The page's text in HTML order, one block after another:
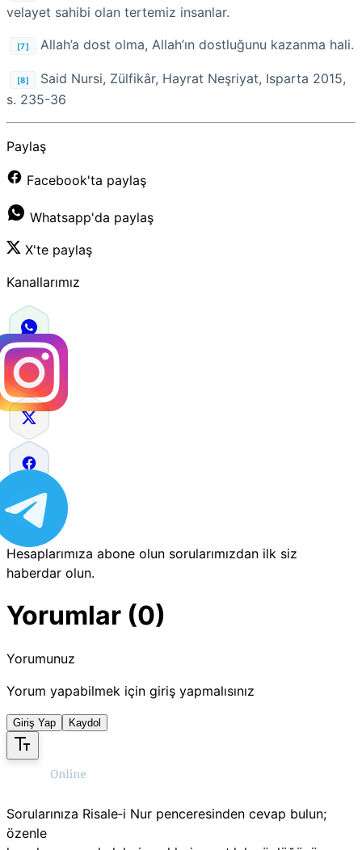
velayet sahibi olan tertemiz insanlar.
[7] Allah’a dost olma, Allah’ın dostluğunu kazanma hali.
[8]
Said Nursi, Zülfikâr, Hayrat Neşriyat, Isparta 2015,
s. 235-36
Paylaş
Facebook'ta paylaş
Whatsapp'da paylaş
X'te paylaş
Kanallarımız
Hesaplarımıza abone olun sorularımızdan ilk siz
haberdar olun.
Yorumlar (0)
Yorumunuz
Yorum yapabilmek için giriş yapmalısınız
Giriş Yap Kaydol
Sorularınıza Risale‑i Nur penceresinden cevap bulun;
özenle